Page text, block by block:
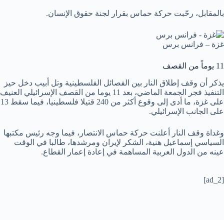
بالمقابل، رحّبت حركة حماس بقرار لجنة حقوق الإنسان.
غزة – فرانس برس
11 يوماً من القصف
يذكر أن وقف إطلاق النار بين الفصائل الفلسطينية وتل أبيب دخل حيز
التنفيذ فجر الجمعة الماضي، بعد 11 يوما من القصف الإسرائيلي العنيف
على غزة، ما أدى إلى وقوع أكثر من 240 قتيلا فلسطينيا، فيما سقط 13
على الجانب الإسرائيلي.
وغداة وقف النار أعلنت حركة حماس الانتصار، فيما وجه رئيس مكتبها
السياسي إسماعيل هنية، الشكر لإيران ومرشدها، طالبا في الوقت
عينه من الدول العربية المساهمة في إعادة إعمار القطاع.
[ad_2]